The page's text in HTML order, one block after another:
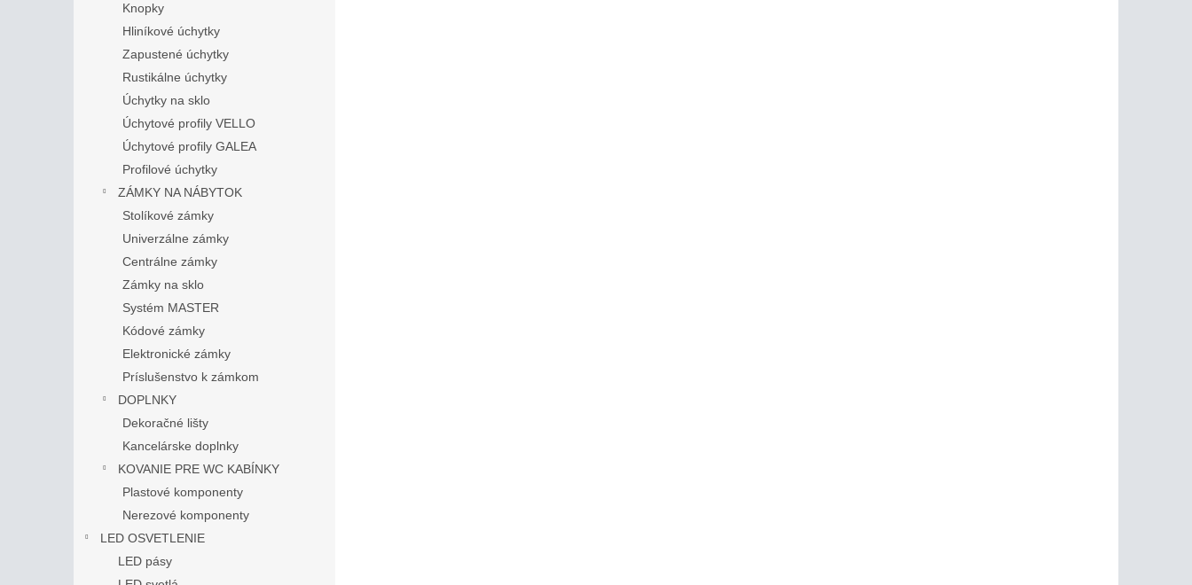
Knopky
Hliníkové úchytky
Zapustené úchytky
Rustikálne úchytky
Úchytky na sklo
Úchytové profily VELLO
Úchytové profily GALEA
Profilové úchytky
ZÁMKY NA NÁBYTOK
Stolíkové zámky
Univerzálne zámky
Centrálne zámky
Zámky na sklo
Systém MASTER
Kódové zámky
Elektronické zámky
Príslušenstvo k zámkom
DOPLNKY
Dekoračné lišty
Kancelárske doplnky
KOVANIE PRE WC KABÍNKY
Plastové komponenty
Nerezové komponenty
LED OSVETLENIE
LED pásy